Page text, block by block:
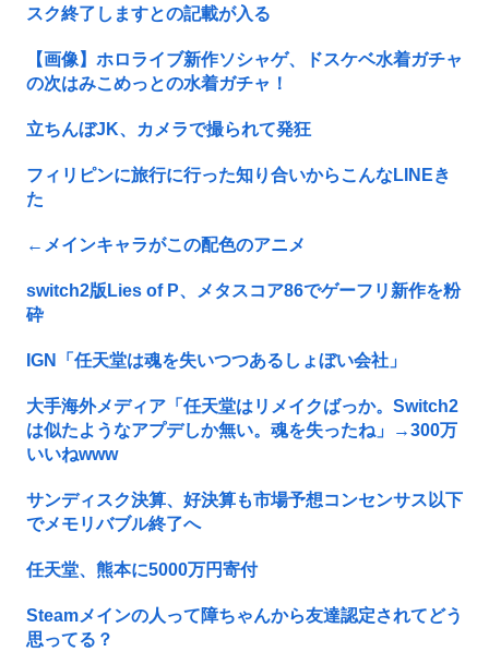
スク終了しますとの記載が入る
【画像】ホロライブ新作ソシャゲ、ドスケベ水着ガチャ
の次はみこめっとの水着ガチャ！
立ちんぼJK、カメラで撮られて発狂
フィリピンに旅行に行った知り合いからこんなLINEき
た
←メインキャラがこの配色のアニメ
switch2版Lies of P、メタスコア86でゲーフリ新作を粉
砕
IGN「任天堂は魂を失いつつあるしょぼい会社」
大手海外メディア「任天堂はリメイクばっか。Switch2
は似たようなアプデしか無い。魂を失ったね」→300万
いいねwww
サンディスク決算、好決算も市場予想コンセンサス以下
でメモリバブル終了へ
任天堂、熊本に5000万円寄付
Steamメインの人って障ちゃんから友達認定されてどう
思ってる？